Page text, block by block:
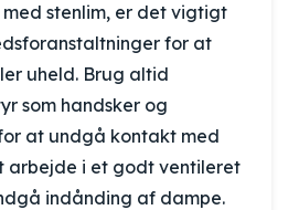
stenlim, er det vigtigt
for at
uheld. Brug altid
som handsker og
at undgå kontakt med
arbejde i et godt ventileret
indånding af dampe.